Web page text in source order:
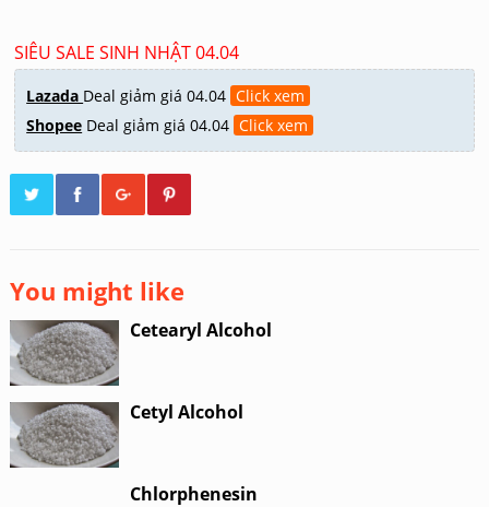
SIÊU SALE SINH NHẬT 04.04
Lazada Deal giảm giá 04.04 Click xem
Shopee Deal giảm giá 04.04 Click xem
You might like
Cetearyl Alcohol
Cetyl Alcohol
Chlorphenesin